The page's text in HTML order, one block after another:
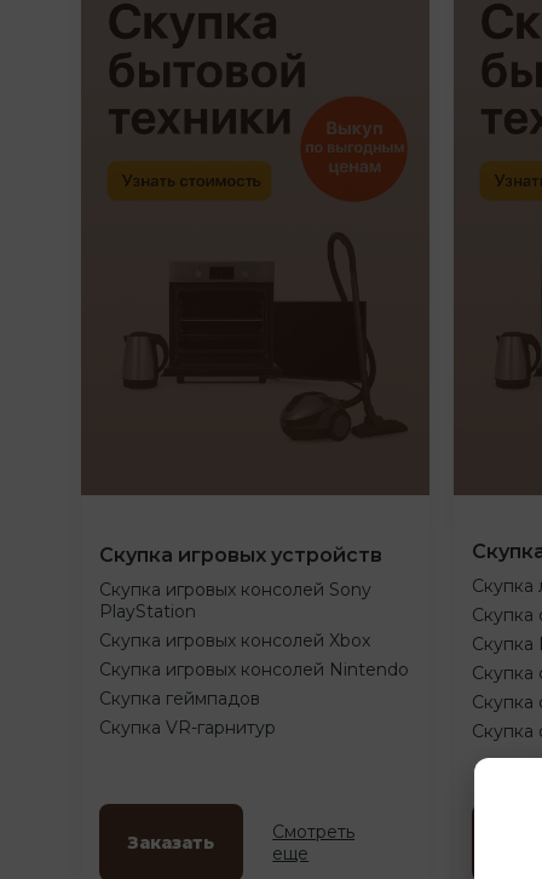
Скупка игровых устройств
Скупка игровых консолей Sony
PlayStation
Скупка игровых консолей Xbox
Скупка игровых консолей Nintendo
Скупка геймпадов
Скупка VR-гарнитур
Заказать
Смотреть
еще
Скупка
Скупка
Скупка
Скупка
Скупка